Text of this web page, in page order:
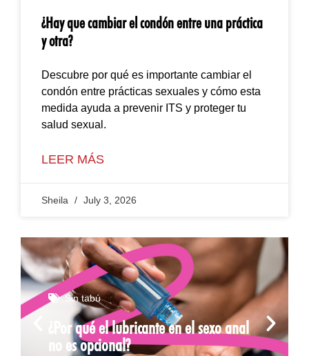
¿Hay que cambiar el condón entre una práctica
y otra?
Descubre por qué es importante cambiar el
condón entre prácticas sexuales y cómo esta
medida ayuda a prevenir ITS y proteger tu
salud sexual.
LEER MÁS
Sheila July 3, 2026
Sin tabú
¿Por qué el lubricante en el sexo anal
no es opcional?